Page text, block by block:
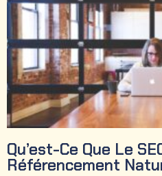
Qu’est-Ce Que Le
Référencement